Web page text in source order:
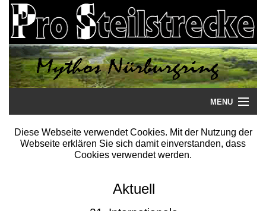
MENU
Startseite
Diese Webseite verwendet Cookies. Mit der Nutzung der
Webseite erklären Sie sich damit einverstanden, dass
Cookies verwendet werden.
Aktuell